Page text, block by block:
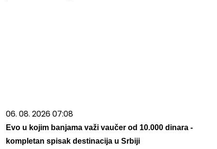
06. 08. 2026 07:08
Evo u kojim banjama važi vaučer od 10.000 dinara -
kompletan spisak destinacija u Srbiji